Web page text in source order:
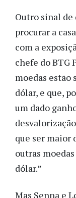
Outro sinal de
procurar a
com a
chefe do BTG
moedas estão
dólar, e que,
um dado
que ser maior
outras
dólar.”
Mas Senna e